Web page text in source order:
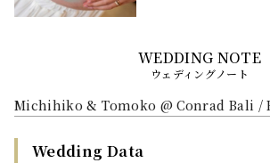
ウェディングノート
Michihiko & Tomoko @ Conrad Bali /
Wedding Data